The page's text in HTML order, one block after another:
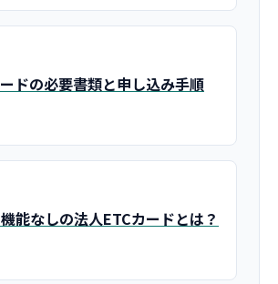
ドの必要書類と申し込み手順
能なしの法人ETCカードとは？